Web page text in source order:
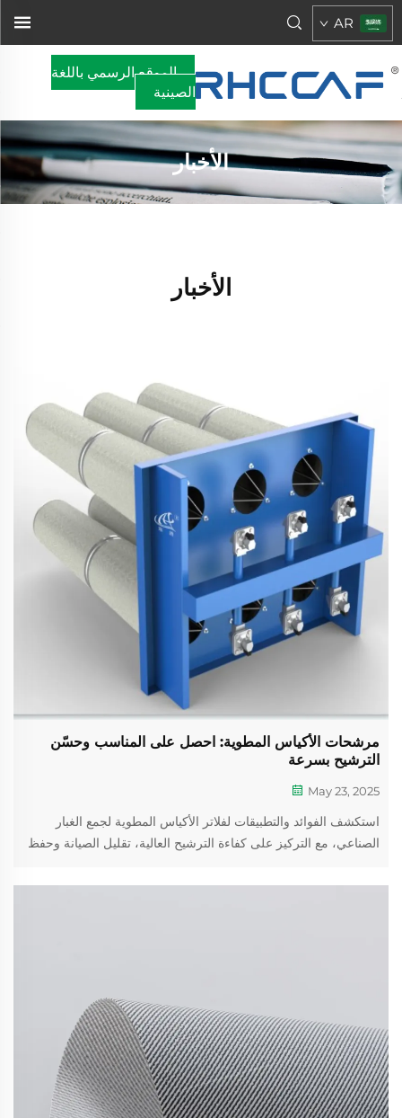
AR
الموقع الرسمي باللغة
الصينية
الأخبار
الأخبار
مرشحات الأكياس المطوية: احصل على المناسب وحسّن
الترشيح بسرعة
May 23, 2025
استكشف الفوائد والتطبيقات لفلاتر الأكياس المطوية لجمع الغبار
الصناعي، مع التركيز على كفاءة الترشيح العالية، تقليل الصيانة وحفظ